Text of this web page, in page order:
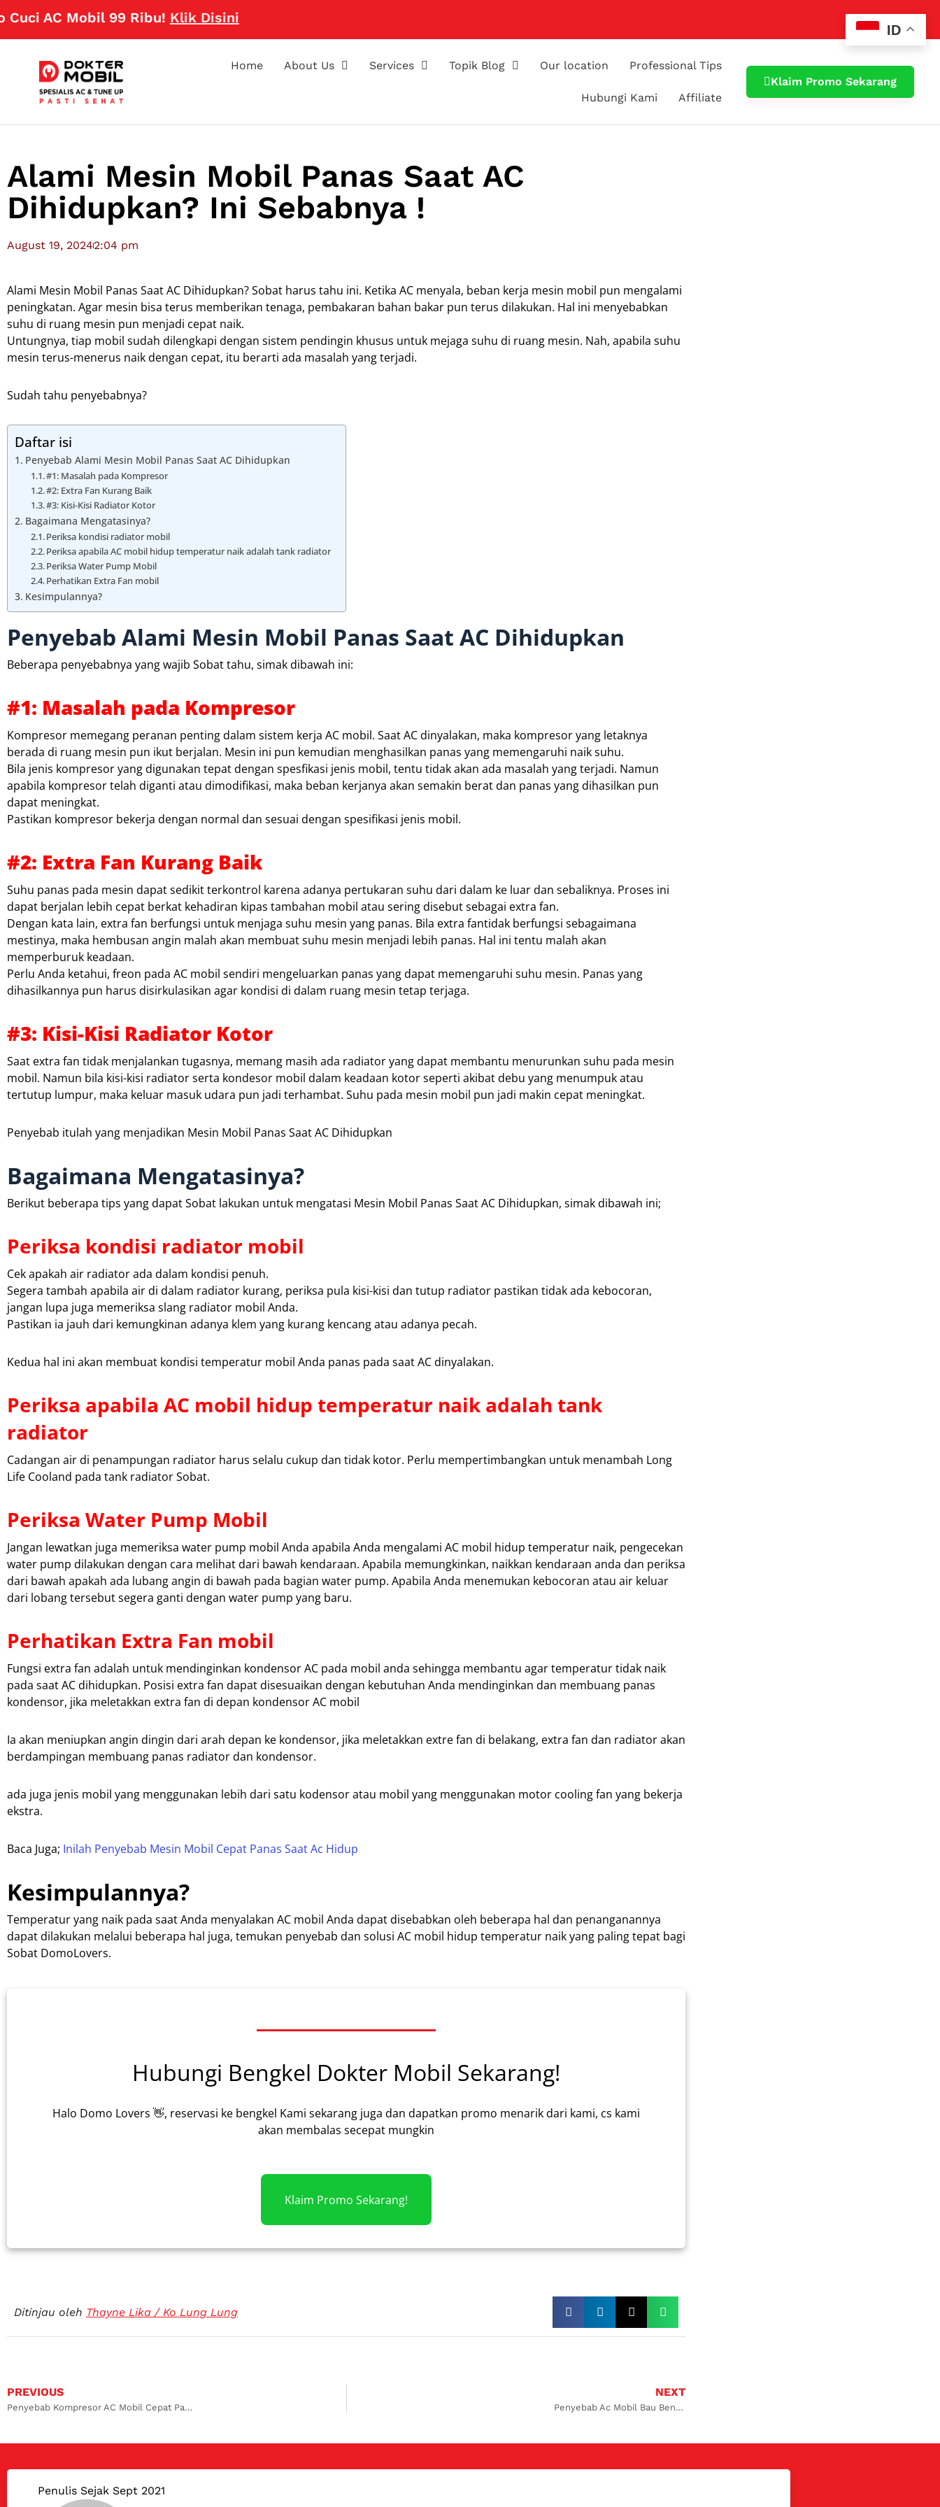
Mobil 99 Ribu! Klik Disini
Home About Us Services Topik Blog Our location Professional Tips
Hubungi Kami Affiliate
Klaim Promo Sekarang
Alami Mesin Mobil Panas Saat AC
Dihidupkan? Ini Sebabnya !
August 19, 20242:04 pm
Alami Mesin Mobil Panas Saat AC Dihidupkan? Sobat harus tahu ini. Ketika AC menyala, beban kerja mesin mobil pun mengalami
peningkatan. Agar mesin bisa terus memberikan tenaga, pembakaran bahan bakar pun terus dilakukan. Hal ini menyebabkan
suhu di ruang mesin pun menjadi cepat naik.
Untungnya, tiap mobil sudah dilengkapi dengan sistem pendingin khusus untuk mejaga suhu di ruang mesin. Nah, apabila suhu
mesin terus-menerus naik dengan cepat, itu berarti ada masalah yang terjadi.
Sudah tahu penyebabnya?
Daftar isi
Penyebab Alami Mesin Mobil Panas Saat AC Dihidupkan
#1: Masalah pada Kompresor
#2: Extra Fan Kurang Baik
#3: Kisi-Kisi Radiator Kotor
Bagaimana Mengatasinya?
Periksa kondisi radiator mobil
Periksa apabila AC mobil hidup temperatur naik adalah tank radiator
Periksa Water Pump Mobil
Perhatikan Extra Fan mobil
Kesimpulannya?
Penyebab Alami Mesin Mobil Panas Saat AC Dihidupkan
Beberapa penyebabnya yang wajib Sobat tahu, simak dibawah ini:
#1: Masalah pada Kompresor
Kompresor memegang peranan penting dalam sistem kerja AC mobil. Saat AC dinyalakan, maka kompresor yang letaknya
berada di ruang mesin pun ikut berjalan. Mesin ini pun kemudian menghasilkan panas yang memengaruhi naik suhu.
Bila jenis kompresor yang digunakan tepat dengan spesfikasi jenis mobil, tentu tidak akan ada masalah yang terjadi. Namun
apabila kompresor telah diganti atau dimodifikasi, maka beban kerjanya akan semakin berat dan panas yang dihasilkan pun
dapat meningkat.
Pastikan kompresor bekerja dengan normal dan sesuai dengan spesifikasi jenis mobil.
#2: Extra Fan Kurang Baik
Suhu panas pada mesin dapat sedikit terkontrol karena adanya pertukaran suhu dari dalam ke luar dan sebaliknya. Proses ini
dapat berjalan lebih cepat berkat kehadiran kipas tambahan mobil atau sering disebut sebagai extra fan.
Dengan kata lain, extra fan berfungsi untuk menjaga suhu mesin yang panas. Bila extra fantidak berfungsi sebagaimana
mestinya, maka hembusan angin malah akan membuat suhu mesin menjadi lebih panas. Hal ini tentu malah akan
memperburuk keadaan.
Perlu Anda ketahui, freon pada AC mobil sendiri mengeluarkan panas yang dapat memengaruhi suhu mesin. Panas yang
dihasilkannya pun harus disirkulasikan agar kondisi di dalam ruang mesin tetap terjaga.
#3: Kisi-Kisi Radiator Kotor
Saat extra fan tidak menjalankan tugasnya, memang masih ada radiator yang dapat membantu menurunkan suhu pada mesin
mobil. Namun bila kisi-kisi radiator serta kondesor mobil dalam keadaan kotor seperti akibat debu yang menumpuk atau
tertutup lumpur, maka keluar masuk udara pun jadi terhambat. Suhu pada mesin mobil pun jadi makin cepat meningkat.
Penyebab itulah yang menjadikan Mesin Mobil Panas Saat AC Dihidupkan
Bagaimana Mengatasinya?
Berikut beberapa tips yang dapat Sobat lakukan untuk mengatasi Mesin Mobil Panas Saat AC Dihidupkan, simak dibawah ini;
Periksa kondisi radiator mobil
Cek apakah air radiator ada dalam kondisi penuh.
Segera tambah apabila air di dalam radiator kurang, periksa pula kisi-kisi dan tutup radiator pastikan tidak ada kebocoran,
jangan lupa juga memeriksa slang radiator mobil Anda.
Pastikan ia jauh dari kemungkinan adanya klem yang kurang kencang atau adanya pecah.
Kedua hal ini akan membuat kondisi temperatur mobil Anda panas pada saat AC dinyalakan.
Periksa apabila AC mobil hidup temperatur naik adalah tank
radiator
Cadangan air di penampungan radiator harus selalu cukup dan tidak kotor. Perlu mempertimbangkan untuk menambah Long
Life Cooland pada tank radiator Sobat.
Periksa Water Pump Mobil
Jangan lewatkan juga memeriksa water pump mobil Anda apabila Anda mengalami AC mobil hidup temperatur naik, pengecekan
water pump dilakukan dengan cara melihat dari bawah kendaraan. Apabila memungkinkan, naikkan kendaraan anda dan periksa
dari bawah apakah ada lubang angin di bawah pada bagian water pump. Apabila Anda menemukan kebocoran atau air keluar
dari lobang tersebut segera ganti dengan water pump yang baru.
Perhatikan Extra Fan mobil
Fungsi extra fan adalah untuk mendinginkan kondensor AC pada mobil anda sehingga membantu agar temperatur tidak naik
pada saat AC dihidupkan. Posisi extra fan dapat disesuaikan dengan kebutuhan Anda mendinginkan dan membuang panas
kondensor, jika meletakkan extra fan di depan kondensor AC mobil
Ia akan meniupkan angin dingin dari arah depan ke kondensor, jika meletakkan extre fan di belakang, extra fan dan radiator akan
berdampingan membuang panas radiator dan kondensor.
ada juga jenis mobil yang menggunakan lebih dari satu kodensor atau mobil yang menggunakan motor cooling fan yang bekerja
ekstra.
Baca Juga; Inilah Penyebab Mesin Mobil Cepat Panas Saat Ac Hidup
Kesimpulannya?
Temperatur yang naik pada saat Anda menyalakan AC mobil Anda dapat disebabkan oleh beberapa hal dan penanganannya
dapat dilakukan melalui beberapa hal juga, temukan penyebab dan solusi AC mobil hidup temperatur naik yang paling tepat bagi
Sobat DomoLovers.
Hubungi Bengkel Dokter Mobil Sekarang!
Halo Domo Lovers 👋, reservasi ke bengkel Kami sekarang juga dan dapatkan promo menarik dari kami, cs kami
akan membalas secepat mungkin
Klaim Promo Sekarang!
Ditinjau oleh Thayne Lika / Ko Lung Lung
PREVIOUS
Penyebab Kompresor AC Mobil Cepat Panas
NEXT
Penyebab Ac Mobil Bau Bensin
Penulis Sejak Sept 2021
ID